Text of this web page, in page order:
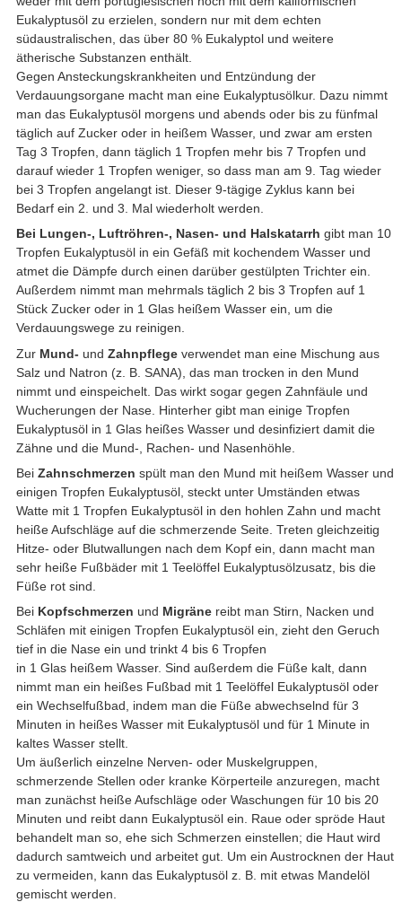
Eukalyptusöl zu erzielen, sondern nur mit dem echten
südaustralischen, das über 80 % Eukalyptol und weitere
ätherische Substanzen enthält.
Gegen Ansteckungskrankheiten und Entzündung der
Verdauungsorgane macht man eine Eukalyptusölkur. Dazu nimmt
man das Eukalyptusöl morgens und abends oder bis zu fünfmal
täglich auf Zucker oder in heißem Wasser, und zwar am ersten
Tag 3 Tropfen, dann täglich 1 Tropfen mehr bis 7 Tropfen und
darauf wieder 1 Tropfen weniger, so dass man am 9. Tag wieder
bei 3 Tropfen angelangt ist. Dieser 9-tägige Zyklus kann bei
Bedarf ein 2. und 3. Mal wiederholt werden.
Bei Lungen-, Luftröhren-, Nasen- und Halskatarrh gibt man 10
Tropfen Eukalyptusöl in ein Gefäß mit kochendem Wasser und
atmet die Dämpfe durch einen darüber gestülpten Trichter ein.
Außerdem nimmt man mehrmals täglich 2 bis 3 Tropfen auf 1
Stück Zucker oder in 1 Glas heißem Wasser ein, um die
Verdauungswege zu reinigen.
Zur Mund- und Zahnpflegeverwendet man eine Mischung aus
Salz und Natron (z. B. SANA), das man trocken in den Mund
nimmt und einspeichelt. Das wirkt sogar gegen Zahnfäule und
Wucherungen der Nase. Hinterher gibt man einige Tropfen
Eukalyptusöl in 1 Glas heißes Wasser und desinfiziert damit die
Zähne und die Mund-, Rachen- und Nasenhöhle.
Bei Zahnschmerzen spült man den Mund mit heißem Wasser und
einigen Tropfen Eukalyptusöl, steckt unter Umständen etwas
Watte mit 1 Tropfen Eukalyptusöl in den hohlen Zahn und macht
heiße Aufschläge auf die schmerzende Seite. Treten gleichzeitig
Hitze- oder Blutwallungen nach dem Kopf ein, dann macht man
sehr heiße Fußbäder mit 1 Teelöffel Eukalyptusölzusatz, bis die
Füße rot sind.
Bei Kopfschmerzen und Migränereibt man Stirn, Nacken und
Schläfen mit einigen Tropfen Eukalyptusöl ein, zieht den Geruch
tief in die Nase ein und trinkt 4 bis 6 Tropfen
in 1 Glas heißem Wasser. Sind außerdem die Füße kalt, dann
nimmt man ein heißes Fußbad mit 1 Teelöffel Eukalyptusöl oder
ein Wechselfußbad, indem man die Füße abwechselnd für 3
Minuten in heißes Wasser mit Eukalyptusöl und für 1 Minute in
kaltes Wasser stellt.
Um äußerlich einzelne Nerven- oder Muskelgruppen,
schmerzende Stellen oder kranke Körperteile anzuregen, macht
man zunächst heiße Aufschläge oder Waschungen für 10 bis 20
Minuten und reibt dann Eukalyptusöl ein. Raue oder spröde Haut
behandelt man so, ehe sich Schmerzen einstellen; die Haut wird
dadurch samtweich und arbeitet gut. Um ein Austrocknen der Haut
zu vermeiden, kann das Eukalyptusöl z. B. mit etwas Mandelöl
gemischt werden.